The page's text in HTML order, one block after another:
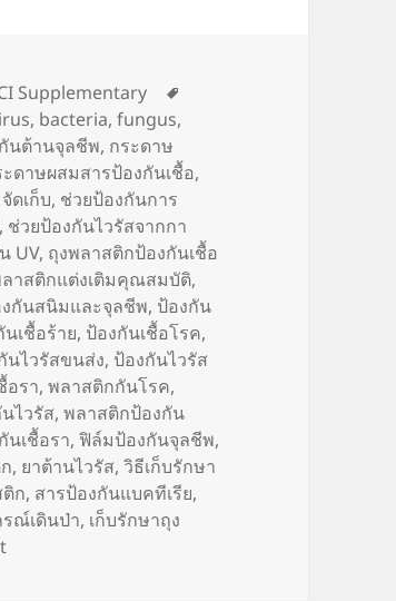
Supplementary
, bacteria,fungus,
นต้านจุลชีพ, กระดาษ
ะดาษผสมสารป้องกันเชื้อ,
จัดเก็บ, ช่วยป้องกันการ
, ช่วยป้องกันไวรัสจากกา
UV, ถุงพลาสติกป้องกันเชื้อ
าสติกแต่งเติมคุณสมบัติ,
กันสนิมและจุลชีพ, ป้องกัน
นเชื้อร้าย, ป้องกันเชื้อโรค,
นไวรัสขนส่ง, ป้องกันไวรัส
อรา,พลาสติกกันโรค,
ไวรัส,พลาสติกป้องกัน
นเชื้อรา,ฟิล์มป้องกันจุลชีพ,
, ยาต้านไวรัส,วิธีเก็บรักษา
ก, สารป้องกันแบคทีเรีย,
ณ์เดินป่า, เก็บรักษาถุง
on ของใช้ใกล้มือสะสมเชื้อโรค (Dirty things)